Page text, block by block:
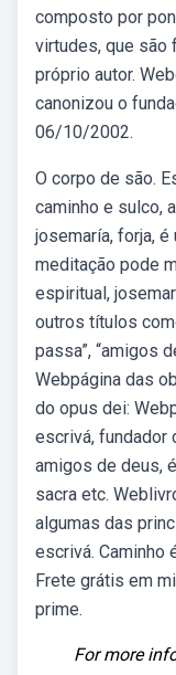
composto por
virtudes, que são
próprio autor.
canonizou o
06/10/2002.
O corpo de são.
caminho e sulco,
josemaría, forja,
meditação pode
espiritual,
outros títulos
passa”, “amigos
Webpágina das
do opus dei:
escrivá, fundador
amigos de deus,
sacra etc.
algumas das
escrivá. Caminho
Frete grátis em
prime.
For more